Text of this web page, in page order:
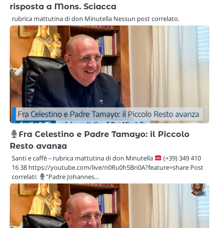
risposta a Mons. Sciacca
rubrica mattutina di don Minutella Nessun post correlato.
Fra Celestino e Padre Tamayo: il Piccolo
Resto avanza
Santi e caffè – rubrica mattutina di don Minutella
(+39) 349 410
16 38 https://youtube.com/live/n0Ru0h5Bn0A?feature=share Post
correlati:
”Padre Johannes…